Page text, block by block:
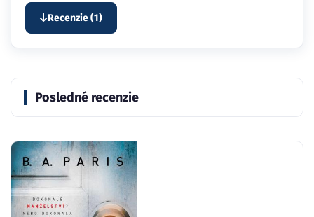
Recenzie (1)
Posledné recenzie